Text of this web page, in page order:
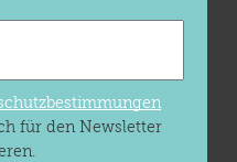
für den Newsletter